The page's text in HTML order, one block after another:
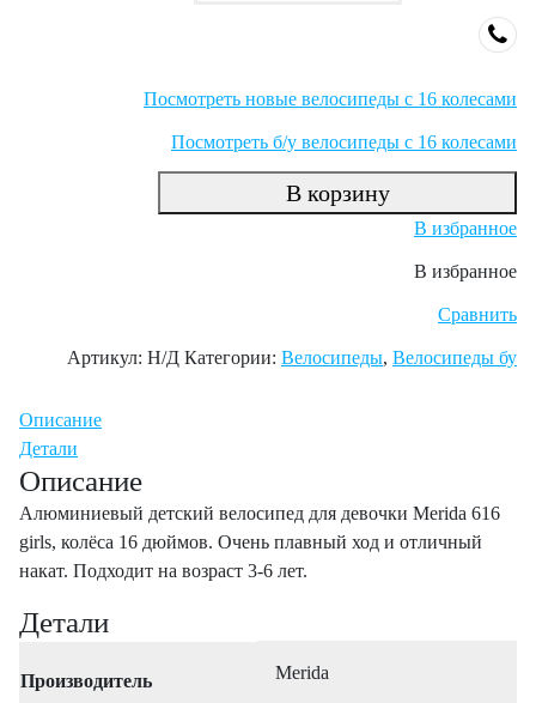
Посмотреть новые велосипеды с 16 колесами
Посмотреть б/у велосипеды с 16 колесами
В корзину
В избранное
В избранное
Сравнить
Артикул: Н/Д Категории: Велосипеды, Велосипеды бу
Описание
Детали
Описание
Алюминиевый детский велосипед для девочки Merida 616
girls, колёса 16 дюймов. Очень плавный ход и отличный
накат. Подходит на возраст 3-6 лет.
Детали
Производитель Merida